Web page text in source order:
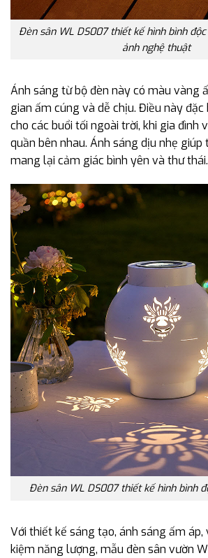
Đèn sân WL DS007 thiết kế hình bình
ảnh nghệ thuật
Ánh sáng từ bộ đèn này có màu vàng
gian ấm cúng và dễ chịu. Điều này
cho các buổi tối ngoài trời, khi gia đình
quần bên nhau. Ánh sáng dịu nhẹ giúp
mang lại cảm giác bình yên và thư thái.
Đèn sân WL DS007 thiết kế hình bình
Với thiết kế sáng tạo, ánh sáng ấm
kiệm năng lượng, mẫu đèn sân vườn